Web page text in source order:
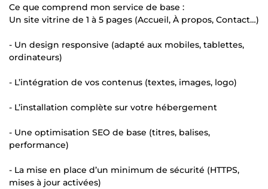
Ce que comprend mon service de base :
Un site vitrine de 1 à 5 pages (Accueil, À propos, Contact…)
- Un design responsive (adapté aux mobiles, tablettes,
ordinateurs)
- L’intégration de vos contenus (textes, images, logo)
- L’installation complète sur votre hébergement
- Une optimisation SEO de base (titres, balises,
performance)
- La mise en place d’un minimum de sécurité (HTTPS,
mises à jour activées)